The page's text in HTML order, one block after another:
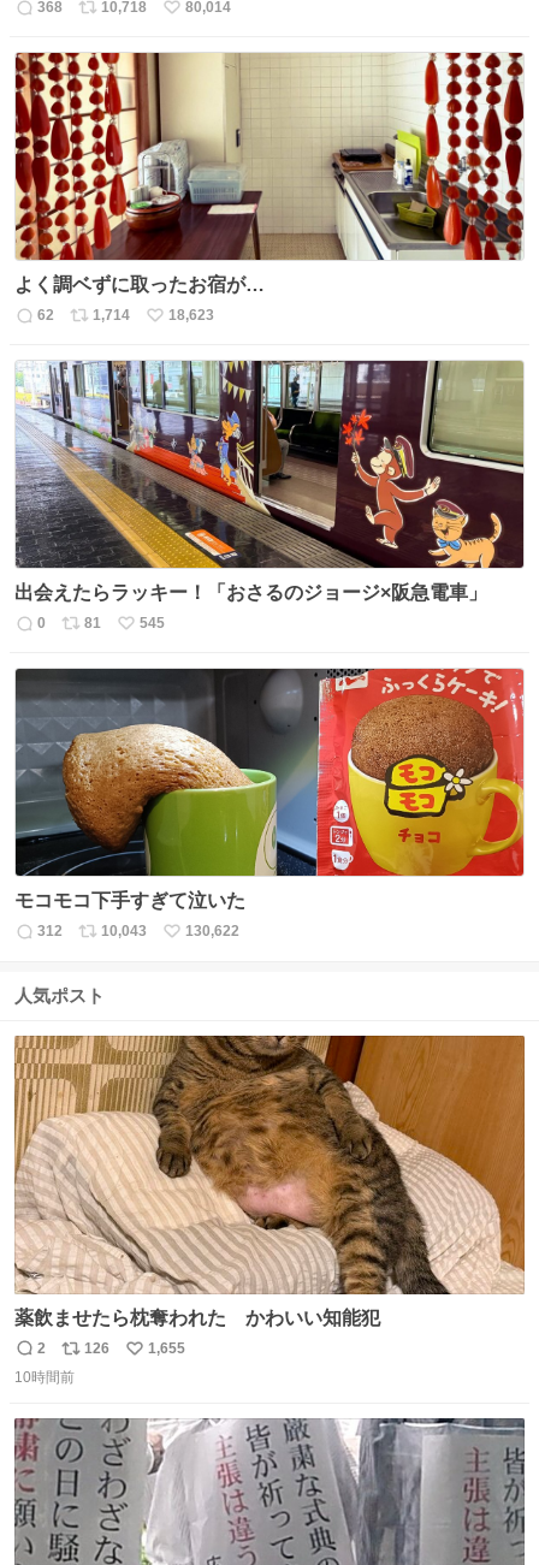
返
数
368
リ
ス
ト
数
10,718
い
80,014
よく調ベずに取ったお宿が…
返
数
62
リ
ス
ト
数
1,714
い
ね
数
18,623
出会えたらラッキー！「おさるのジョージ×阪急電車」
返
0
リ
ス
ト
数
81
い
数
545
モコモコ下手すぎて泣いた
返
数
312
リ
ス
数
10,043
い
130,622
人気ポスト
薬飲ませたら枕奪われた かわいい知能犯
返
信
2
リ
ポ
ト
数
126
い
数
1,655
10時間前